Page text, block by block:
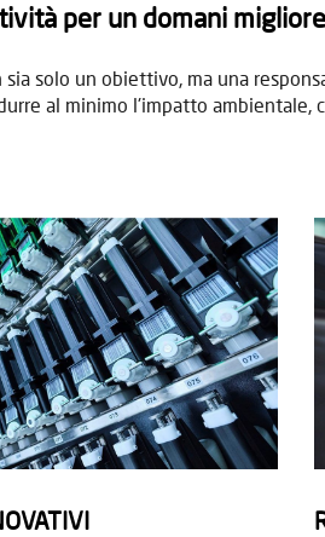
per un domani
solo un obiettivo, ma una
al minimo l'impatto ambientale,